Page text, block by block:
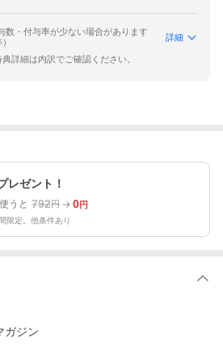
数・付与率が少ない場合があります
詳細
詳細は内訳でご確認ください。
レゼント！
うと 792円 0円
限定。他条件あり
ガジン